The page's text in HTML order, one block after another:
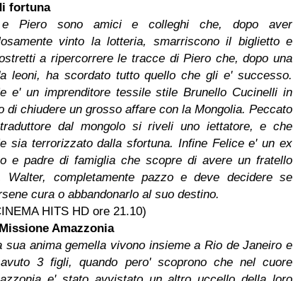
fortuna
Piero sono amici e colleghi che, dopo aver
vinto la lotteria, smarriscono il biglietto e
a ripercorrere le tracce di Piero che, dopo una
leoni, ha scordato tutto quello che gli e' successo.
e' un imprenditore tessile stile Brunello Cucinelli in
di chiudere un grosso affare con la Mongolia. Peccato
dal mongolo si riveli uno iettatore, e che
sia terrorizzato dalla sfortuna. Infine Felice e' un ex
e padre di famiglia che scopre di avere un fratello
Walter, completamente pazzo e deve decidere se
cura o abbandonarlo al suo destino.
HITS HD ore 21.10)
Amazzonia
sua anima gemella vivono insieme a Rio de Janeiro e
3 figli, quando pero' scoprono che nel cuore